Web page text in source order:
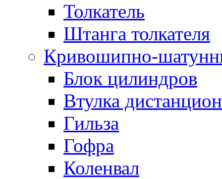
Толкатель
Штанга толкателя
Кривошипно-
Блок цилиндров
Втулка
Гильза
Гофра
Коленвал